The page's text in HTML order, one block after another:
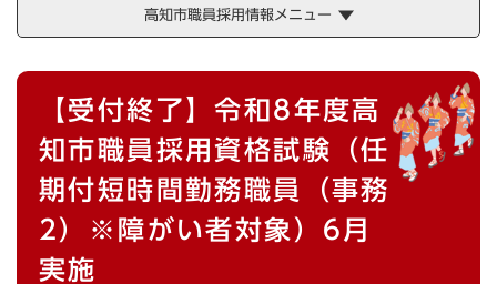
高知市職員採用情報メニュー
本
【受付終了】令和8年度高
知市職員採用資格試験（任
期付短時間勤務職員（事務
2）※障がい者対象）6月
実施